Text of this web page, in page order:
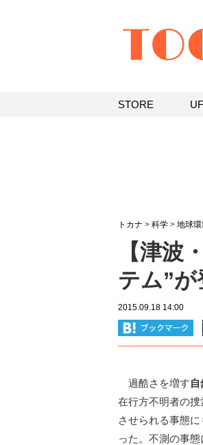
トカナ > 科学 > 地球
【津波
テム”
2015.09.18 14:00
過酷さを増す
在行方不明者の
させられる事態
った。不測の事
STORE